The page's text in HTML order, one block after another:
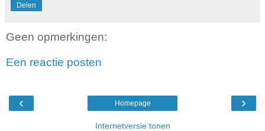
Delen
Geen opmerkingen:
Een reactie posten
‹ ›
Homepage
Internetversie tonen